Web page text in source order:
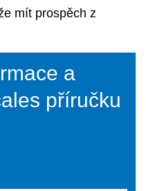
mít prospěch z
a
příručku